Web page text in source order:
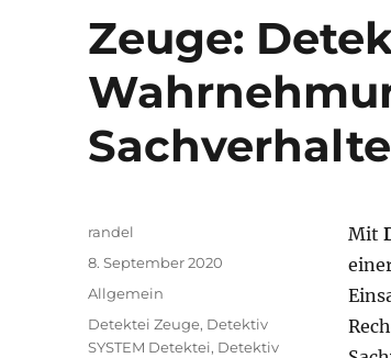
Zeuge:
Mit
Autor
randel
Veröffentlicht
am
8. September 2020
Kategorien
Allgemein
Schlagwörter
Detektei Zeuge, Detektiv
SYSTEM Detektei, Detektiv